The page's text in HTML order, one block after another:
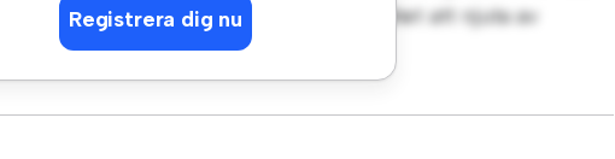
Registrera dig nu
är denna lägenhet en fantastisk möjlighet att njuta av
inte det – boka en visning idag!